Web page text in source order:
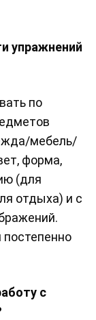
упражнений
по
мебель/
форма,
(для
отдыха) и с
постепенно
с